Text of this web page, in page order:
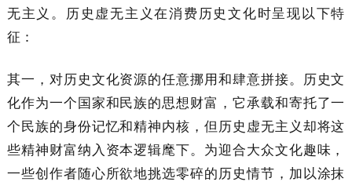
无主义。历史虚无主义在消费历史文化时呈现以下特
征：
其一，对历史文化资源的任意挪用和肆意拼接。历史文
化作为一个国家和民族的思想财富，它承载和寄托了一
个民族的身份记忆和精神内核，但历史虚无主义却将这
些精神财富纳入资本逻辑麾下。为迎合大众文化趣味，
一些创作者随心所欲地挑选零碎的历史情节，加以涂抹